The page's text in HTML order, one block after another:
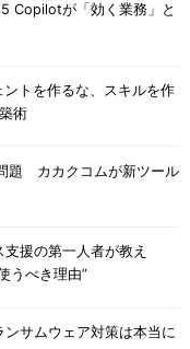
Copilotが「効く業務」と
トを作るな、スキルを作
術
題 カカクコムが新ツール
支援の第一人者が教え
うべき理由”
ンサムウェア対策は本当に